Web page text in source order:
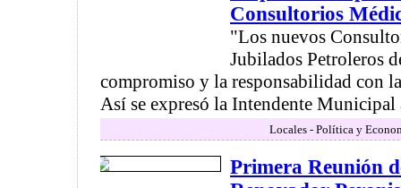
Consultorios
"Los nuevos
Jubilados Petroleros
compromiso y la responsabilidad con
Así se expresó la Intendente
Locales - Política y
Primera Reunión